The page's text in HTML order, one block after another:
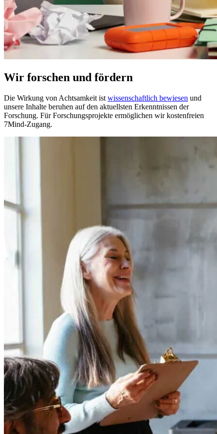
Wir forschen und fördern
Die Wirkung von Achtsamkeit ist wissenschaftlich bewiesen und
unsere Inhalte beruhen auf den aktuellsten Erkenntnissen der
Forschung. Für Forschungsprojekte ermöglichen wir kostenfreien
7Mind-Zugang.